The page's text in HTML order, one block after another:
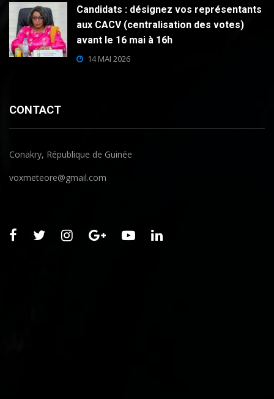
Candidats : désignez vos représentants
aux CACV (centralisation des votes)
avant le 16 mai à 16h
14 MAI 2026
CONTACT
Conakry, République de Guinée
voxmeteore@gmail.com